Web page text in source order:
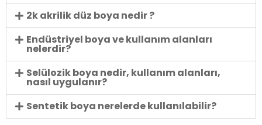
2k akrilik düz boya nedir ?
Endüstriyel boya ve kullanım alanları
nelerdir?
Selülozik boya nedir, kullanım alanları,
nasıl uygulanır?
Sentetik boya nerelerde kullanılabilir?